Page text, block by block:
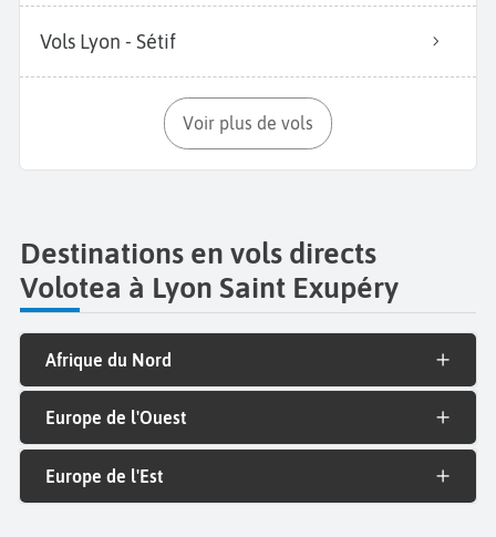
Vols Lyon - Sétif
Voir plus de vols
Destinations en vols directs
Volotea à Lyon Saint Exupéry
Afrique du Nord
Europe de l'Ouest
Europe de l'Est